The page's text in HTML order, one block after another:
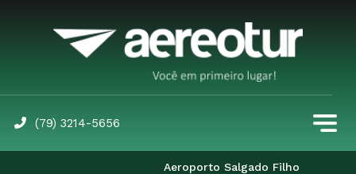
(79) 3214-5656
Aeroporto Salgado Filho